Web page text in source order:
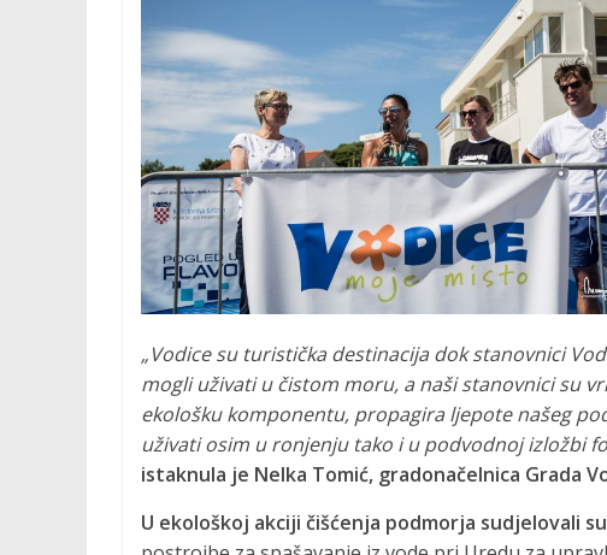
M
O
C
A
„Vodice su turistička destinacija dok stanovnici
mogli uživati u čistom moru, a naši stanovnici su
ekološku komponentu, propagira ljepote našeg
uživati osim u ronjenju tako i u podvodnoj izložbi
istaknula je Nelka Tomić, gradonačelnica Grada
U ekološkoj akciji čišćenja podmorja sudjelovali su